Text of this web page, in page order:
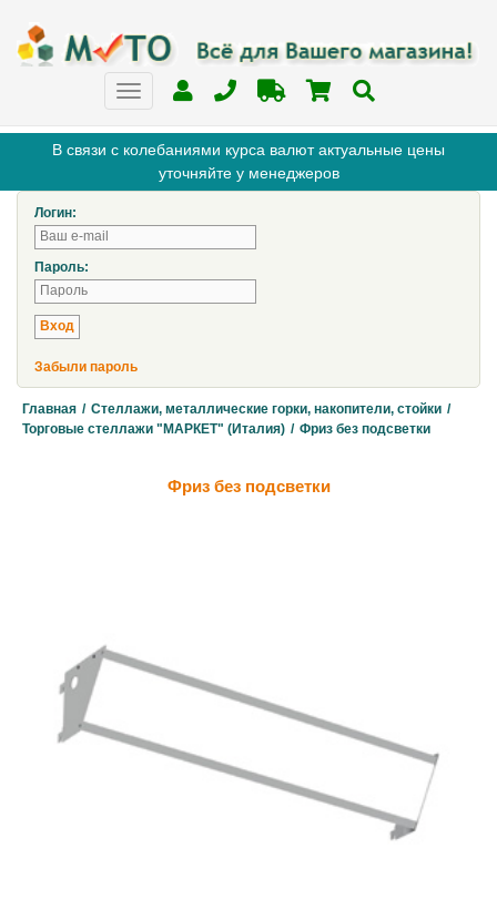
В связи с колебаниями курса валют актуальные цены
уточняйте у менеджеров
Логин:
Пароль:
Забыли пароль
Главная / Стеллажи, металлические горки, накопители, стойки /
Торговые стеллажи "МАРКЕТ" (Италия) / Фриз без подсветки
Фриз без подсветки